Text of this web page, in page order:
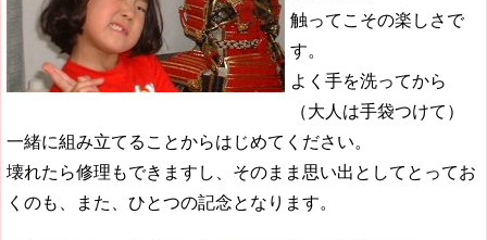
触ってこその楽しさで
す。
よく手を洗ってから
（大人は手袋つけて）
一緒に組み立てることからはじめてください。
壊れたら修理もできますし、そのまま思い出としてとってお
くのも、また、ひとつの記念となります。